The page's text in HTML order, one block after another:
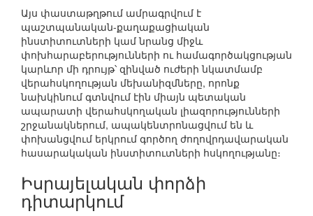
Այս փաստաթղթում ամրագրվում է
պաշտպանական-քաղաքացիական
ինստիտուտների կամ նրանց միջև
փոխհարաբերությունների ու համագործակցության
կարևոր մի դրույթ՝ զինված ուժերի նկատմամբ
վերահսկողության մեխանիզմները, որոնք
նախկինում գտնվում էին միայն պետական
ապարատի վերահսկողական լիազորությունների
շրջանակներում, ապակենտրոնացվում են և
փոխանցվում երկրում գործող ժողովրդավարական
հասարակական ինստիտուտների հսկողությանը։
Իսրայելական փորձի
դիտարկում